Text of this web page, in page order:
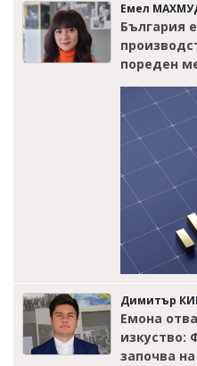
Емел
България
пореден
Димитър
Емона
изкуство:
започва на